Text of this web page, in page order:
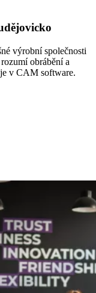
výrobní společnosti
obrábění a
v CAM software.